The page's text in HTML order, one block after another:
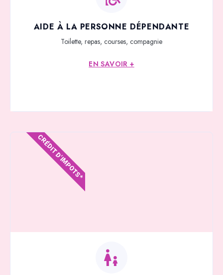
AIDE À LA PERSONNE DÉPENDANTE
Toilette, repas, courses, compagnie
EN SAVOIR +
CRÉDIT D'IMPOTS*